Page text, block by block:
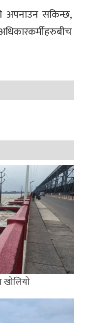
अपनाउन सकिन्छ,
खोलियो